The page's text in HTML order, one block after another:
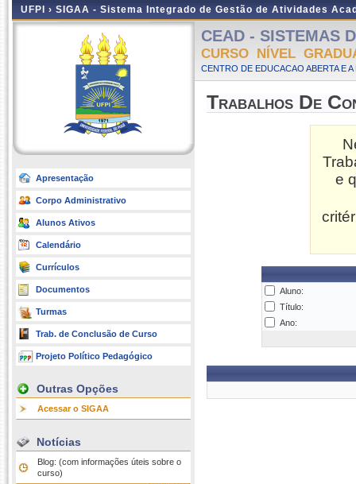
UFPI › SIGAA - Sistema Integrado de Gestão de Atividades
Apresentação
Corpo Administrativo
Alunos Ativos
Calendário
Currículos
Documentos
Turmas
Trab. de Conclusão de Curso
Projeto Político Pedagógico
Outras Opções
Acessar o SIGAA
Notícias
Blog: (com informações úteis sobre o
curso)
CEAD - SISTEMAS
CURSO NÍVEL
CENTRO DE EDUCACAO ABERTA E
Trabalhos De
e
Aluno:
Título:
Ano: